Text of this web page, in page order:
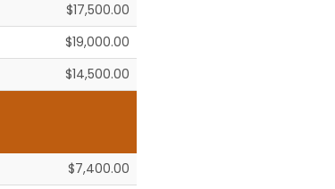
$17,500.00
$19,000.00
$14,500.00
$7,400.00